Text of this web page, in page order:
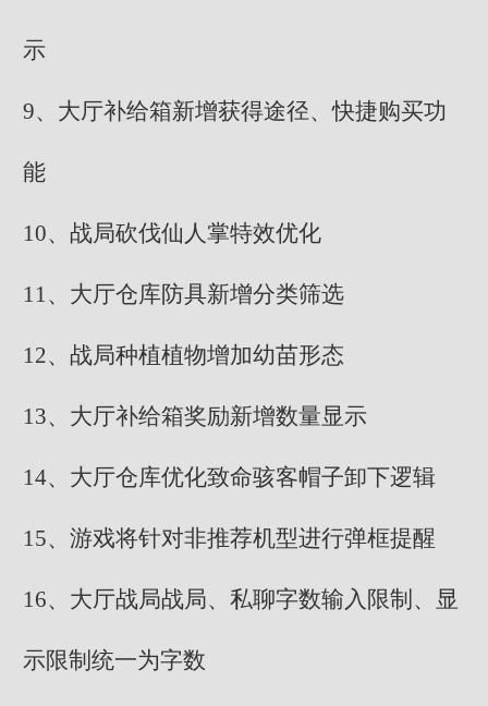
示
9、大厅补给箱新增获得途径、快捷购买功
能
10、战局砍伐仙人掌特效优化
11、大厅仓库防具新增分类筛选
12、战局种植植物增加幼苗形态
13、大厅补给箱奖励新增数量显示
14、大厅仓库优化致命骇客帽子卸下逻辑
15、游戏将针对非推荐机型进行弹框提醒
16、大厅战局战局、私聊字数输入限制、显
示限制统一为字数